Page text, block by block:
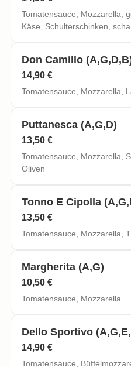
Tomatensauce, Mozzarella,
Käse, Schulterschinken,
Don Camillo
14,90 €
Tomatensauce, Mozzarella,
Puttanesca (a,g,d)
13,50 €
Tomatensauce, Mozzarella,
Oliven
Tonno E Cipolla
13,50 €
Tomatensauce, Mozzarella,
Margherita (a,g)
10,50 €
Tomatensauce, Mozzarella
Dello Sportivo
14,90 €
Tomatensauce,